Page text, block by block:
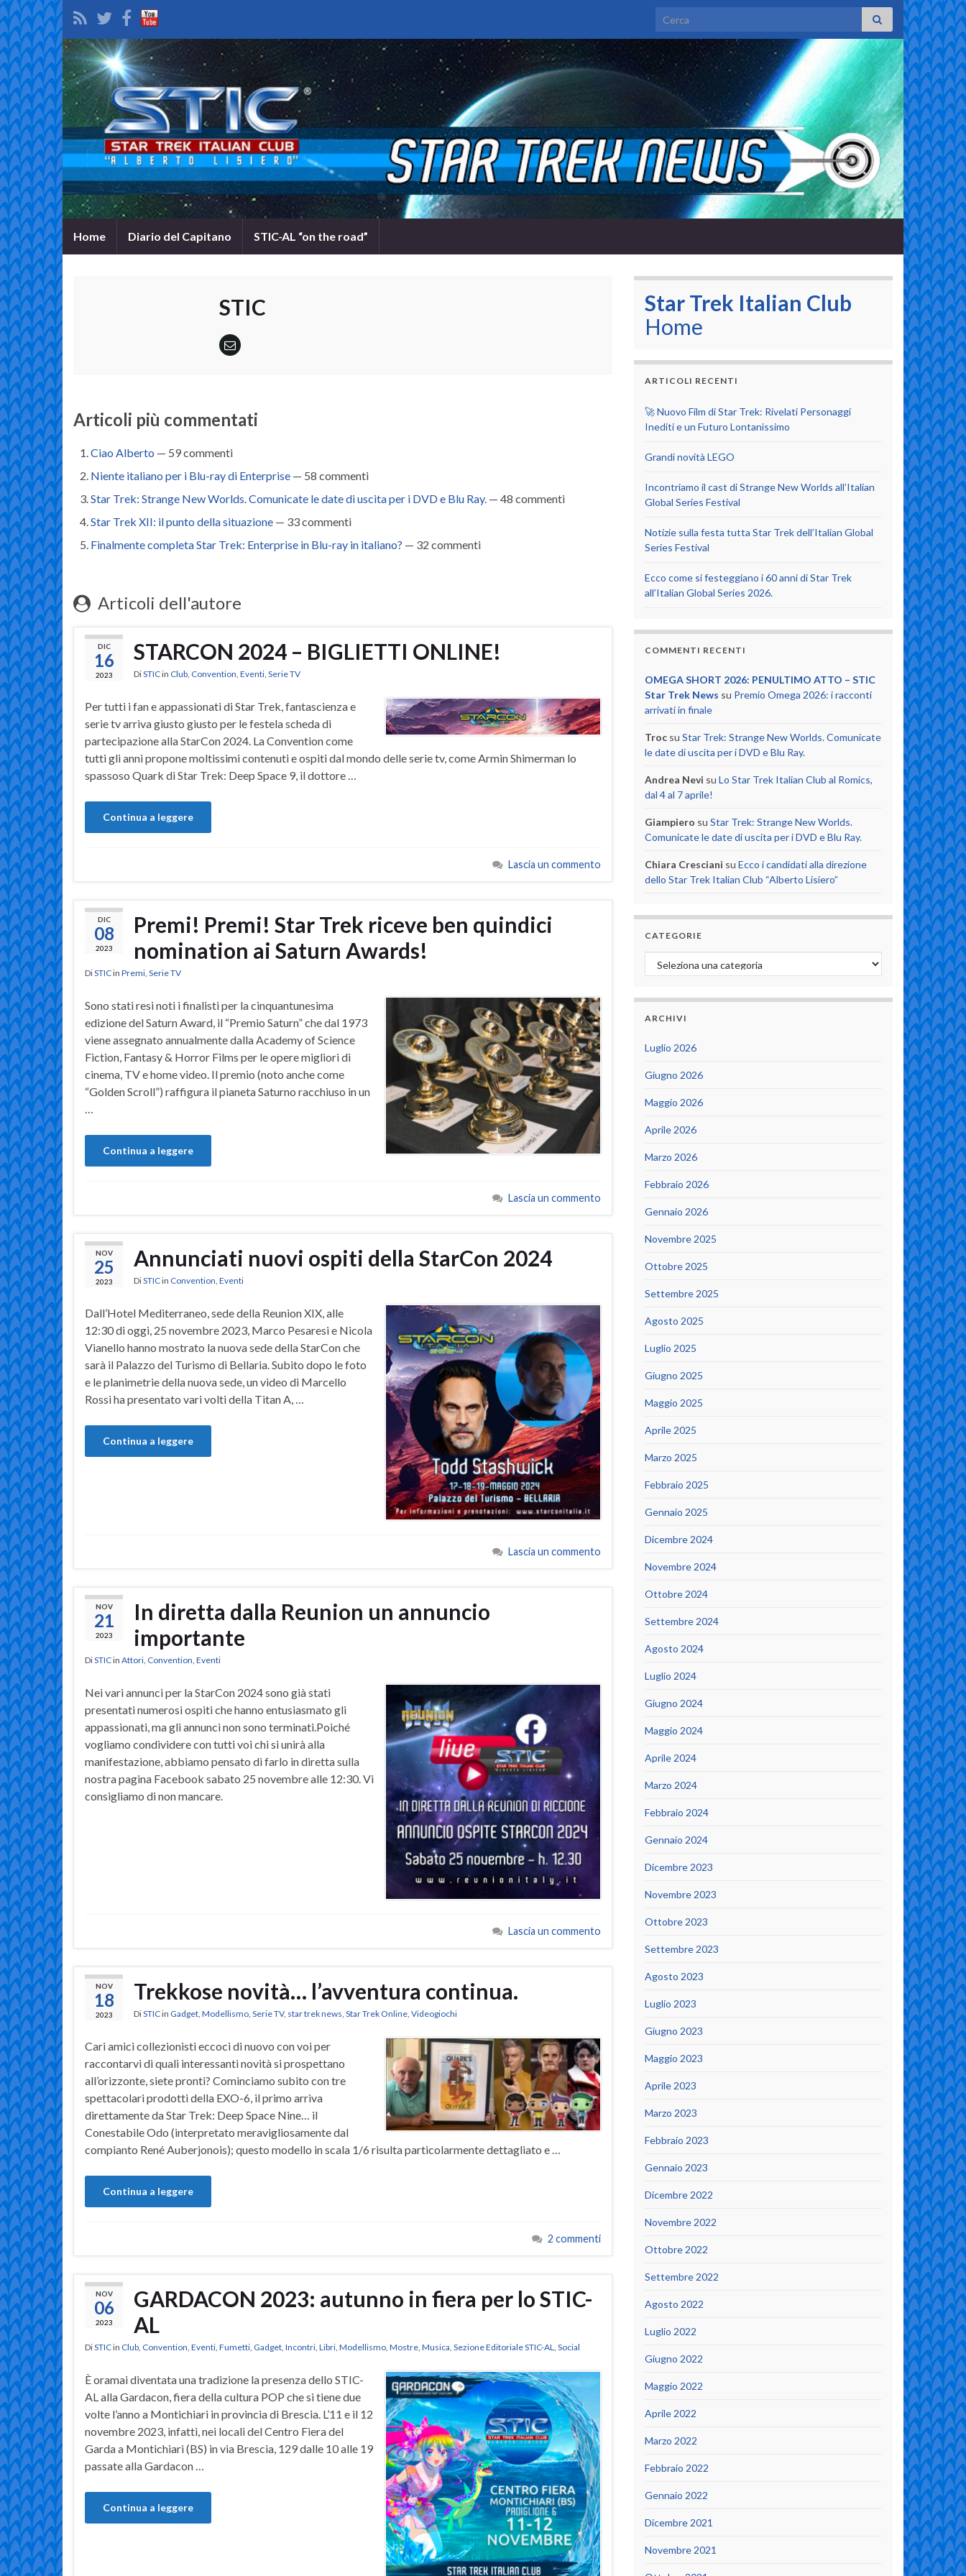
Search for:
Home Diario del Capitano STIC-AL “on the road”
STIC
Articoli più commentati
Ciao Alberto — 59 commenti
Niente italiano per i Blu-ray di Enterprise — 58 commenti
Star Trek: Strange New Worlds. Comunicate le date di uscita per i DVD e Blu Ray. — 48 commenti
Star Trek XII: il punto della situazione — 33 commenti
Finalmente completa Star Trek: Enterprise in Blu-ray in italiano? — 32 commenti
Articoli dell'autore
DIC
16
2023
STARCON 2024 – BIGLIETTI ONLINE!
DiSTICin Club, Convention, Eventi, Serie TV
Per tutti i fan e appassionati di Star Trek, fantascienza e
serie tv arriva giusto giusto per le festela scheda di
partecipazione alla StarCon 2024. La Convention come
tutti gli anni propone moltissimi contenuti e ospiti dal mondo delle serie tv, come Armin Shimerman lo
spassoso Quark di Star Trek: Deep Space 9, il dottore …
Continua a leggere
Lascia un commento
DIC
08
2023
Premi! Premi! Star Trek riceve ben quindici
nomination ai Saturn Awards!
DiSTICin Premi, Serie TV
Sono stati resi noti i finalisti per la cinquantunesima
edizione del Saturn Award, il “Premio Saturn” che dal 1973
viene assegnato annualmente dalla Academy of Science
Fiction, Fantasy & Horror Films per le opere migliori di
cinema, TV e home video. Il premio (noto anche come
“Golden Scroll”) raffigura il pianeta Saturno racchiuso in un
…
Continua a leggere
Lascia un commento
NOV
25
2023
Annunciati nuovi ospiti della StarCon 2024
DiSTICin Convention, Eventi
Dall’Hotel Mediterraneo, sede della Reunion XIX, alle
12:30 di oggi, 25 novembre 2023, Marco Pesaresi e Nicola
Vianello hanno mostrato la nuova sede della StarCon che
sarà il Palazzo del Turismo di Bellaria. Subito dopo le foto
e le planimetrie della nuova sede, un video di Marcello
Rossi ha presentato vari volti della Titan A, …
Continua a leggere
Lascia un commento
NOV
21
2023
In diretta dalla Reunion un annuncio
importante
DiSTICin Attori, Convention, Eventi
Nei vari annunci per la StarCon 2024 sono già stati
presentati numerosi ospiti che hanno entusiasmato gli
appassionati, ma gli annunci non sono terminati.Poiché
vogliamo condividere con tutti voi chi si unirà alla
manifestazione, abbiamo pensato di farlo in diretta sulla
nostra pagina Facebook sabato 25 novembre alle 12:30. Vi
consigliamo di non mancare.
Lascia un commento
NOV
18
2023
Trekkose novità… l’avventura continua.
DiSTICin Gadget, Modellismo, Serie TV, star trek news, Star Trek Online, Videogiochi
Cari amici collezionisti eccoci di nuovo con voi per
raccontarvi di quali interessanti novità si prospettano
all’orizzonte, siete pronti? Cominciamo subito con tre
spettacolari prodotti della EXO-6, il primo arriva
direttamente da Star Trek: Deep Space Nine… il
Conestabile Odo (interpretato meravigliosamente dal
compianto René Auberjonois); questo modello in scala 1/6 risulta particolarmente dettagliato e …
Continua a leggere
2 commenti
NOV
06
2023
GARDACON 2023: autunno in fiera per lo STIC-
AL
DiSTICin Club, Convention, Eventi, Fumetti, Gadget, Incontri, Libri, Modellismo, Mostre, Musica, Sezione Editoriale STIC-AL, Social
È oramai diventata una tradizione la presenza dello STIC-
AL alla Gardacon, fiera della cultura POP che si tiene due
volte l’anno a Montichiari in provincia di Brescia. L’11 e il 12
novembre 2023, infatti, nei locali del Centro Fiera del
Garda a Montichiari (BS) in via Brescia, 129 dalle 10 alle 19
passate alla Gardacon …
Continua a leggere
Star Trek Italian Club
Home
ARTICOLI RECENTI
🚀 Nuovo Film di Star Trek: Rivelati Personaggi
Inediti e un Futuro Lontanissimo
Grandi novità LEGO
Incontriamo il cast di Strange New Worlds all’Italian
Global Series Festival
Notizie sulla festa tutta Star Trek dell’Italian Global
Series Festival
Ecco come si festeggiano i 60 anni di Star Trek
all’Italian Global Series 2026.
COMMENTI RECENTI
OMEGA SHORT 2026: PENULTIMO ATTO – STIC
Star Trek News su Premio Omega 2026: i racconti
arrivati in finale
Troc su Star Trek: Strange New Worlds. Comunicate
le date di uscita per i DVD e Blu Ray.
Andrea Nevi su Lo Star Trek Italian Club al Romics,
dal 4 al 7 aprile!
Giampiero su Star Trek: Strange New Worlds.
Comunicate le date di uscita per i DVD e Blu Ray.
Chiara Cresciani su Ecco i candidati alla direzione
dello Star Trek Italian Club “Alberto Lisiero”
CATEGORIE
Categorie
ARCHIVI
Luglio 2026
Giugno 2026
Maggio 2026
Aprile 2026
Marzo 2026
Febbraio 2026
Gennaio 2026
Novembre 2025
Ottobre 2025
Settembre 2025
Agosto 2025
Luglio 2025
Giugno 2025
Maggio 2025
Aprile 2025
Marzo 2025
Febbraio 2025
Gennaio 2025
Dicembre 2024
Novembre 2024
Ottobre 2024
Settembre 2024
Agosto 2024
Luglio 2024
Giugno 2024
Maggio 2024
Aprile 2024
Marzo 2024
Febbraio 2024
Gennaio 2024
Dicembre 2023
Novembre 2023
Ottobre 2023
Settembre 2023
Agosto 2023
Luglio 2023
Giugno 2023
Maggio 2023
Aprile 2023
Marzo 2023
Febbraio 2023
Gennaio 2023
Dicembre 2022
Novembre 2022
Ottobre 2022
Settembre 2022
Agosto 2022
Luglio 2022
Giugno 2022
Maggio 2022
Aprile 2022
Marzo 2022
Febbraio 2022
Gennaio 2022
Dicembre 2021
Novembre 2021